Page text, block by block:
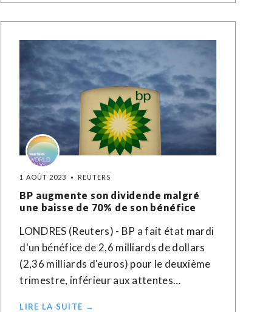
1 AOÛT 2023 REUTERS
BP augmente son dividende malgré
une baisse de 70% de son bénéfice
LONDRES (Reuters) - BP a fait état mardi
d'un bénéfice de 2,6 milliards de dollars
(2,36 milliards d'euros) pour le deuxième
trimestre, inférieur aux attentes…
LIRE LA SUITE →